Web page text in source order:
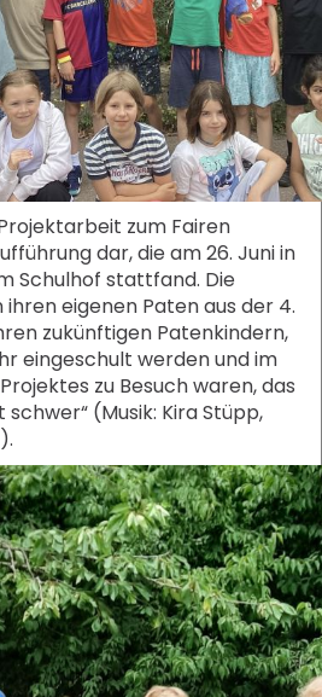
zum Fairen
dar, die am 26. Juni in
Schulhof stattfand. Die
eigenen Paten aus der 4.
zukünftigen Patenkindern,
eingeschult werden und im
zu Besuch waren, das
schwer“ (Musik: Kira Stüpp,